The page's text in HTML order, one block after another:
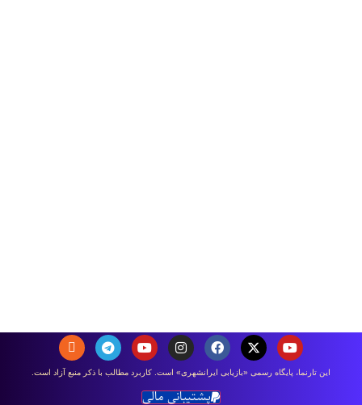
اين تارنما، پایگاه رسمی «بازیابی ایرانشهری» است. كاربرد مطالب با ذكر منبع آزاد است.
پشتیبانی مالی